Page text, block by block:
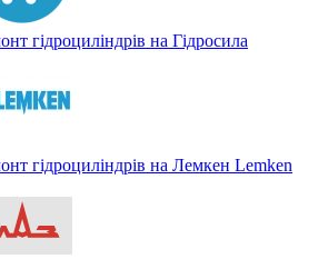
гідроциліндрів на Гідросила
гідроциліндрів на Лемкен Lemken